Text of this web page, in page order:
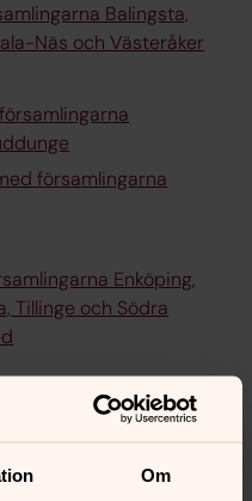
Om
Balingsta,
Näs och Västeråker
församlingarna
Enköping,
Tillinge och Södra